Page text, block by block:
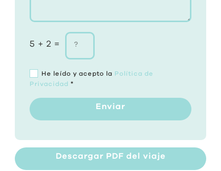
5 + 2 =
He leído y acepto la Política de
Privacidad *
Enviar
Descargar PDF del viaje